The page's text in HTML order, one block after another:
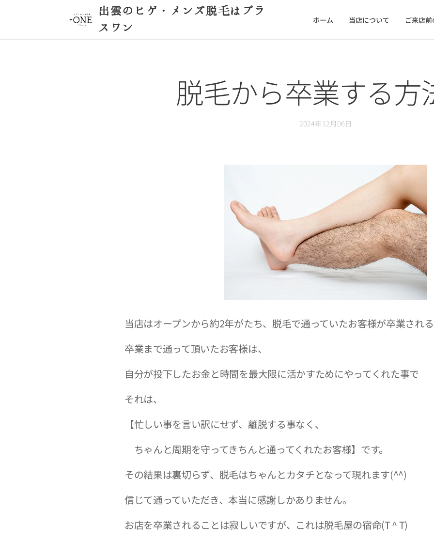
出雲のヒゲ・メンズ脱毛はプラ
スワン
ホーム 当店について ご来店
脱毛から卒業する方
2024年12月06日
当店はオープンから約2年がたち、脱毛で通っていたお客様が卒業され
卒業まで通って頂いたお客様は、
自分が投下したお金と時間を最大限に活かすためにやってくれた事で
それは、
【忙しい事を言い訳にせず、離脱する事なく、
ちゃんと周期を守ってきちんと通ってくれたお客様】です。
その結果は裏切らず、脱毛はちゃんとカタチとなって現れます(^^)
信じて通っていただき、本当に感謝しかありません。
お店を卒業されることは寂しいですが、これは脱毛屋の宿命(T ^ T)